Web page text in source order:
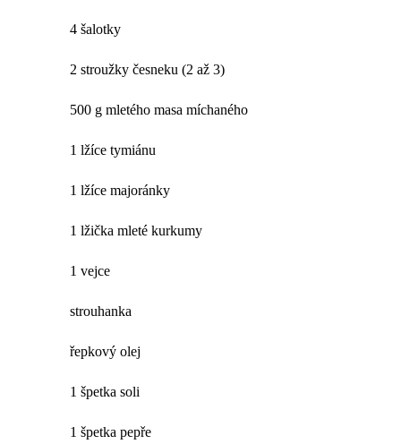
4 šalotky
2 stroužky česneku (2 až 3)
500 g mletého masa míchaného
1 lžíce tymiánu
1 lžíce majoránky
1 lžička mleté kurkumy
1 vejce
strouhanka
řepkový olej
1 špetka soli
1 špetka pepře